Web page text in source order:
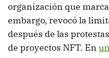
organización que
embargo, revocó la
después de las
de proyectos NFT. En